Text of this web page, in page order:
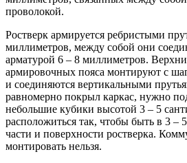
проволокой.
Ростверк армируется ребристыми
миллиметров, между собой они
арматурой 6 – 8 миллиметров.
армировочных пояса монтируют с
и соединяются вертикальными
равномерно покрыл каркас, нужно
небольшие кубики высотой 3 – 5
расположиться так, чтобы быть в 3 –
части и поверхности ростверка.
монтировать нельзя.